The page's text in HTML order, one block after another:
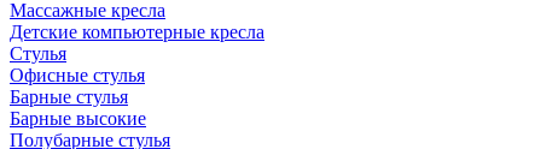
Массажные кресла
Детские компьютерные кресла
Стулья
Офисные стулья
Барные стулья
Барные высокие
Полубарные стулья